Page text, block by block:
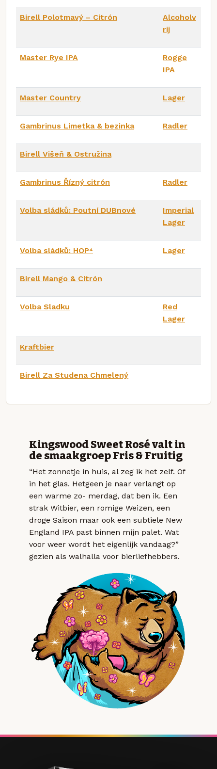
Birell Polotmavý – Citrón
Alcoholv
rij
Master Rye IPA
Rogge
IPA
Master Country Lager
Gambrinus Limetka & bezinka Radler
Birell Višeň & Ostružina
Gambrinus Řízný citrón Radler
Volba sládků: Poutní DUBnové
Imperial
Lager
Volba sládků: HOP⁴​​ Lager
Birell Mango & Citrón
Volba Sladku
Red
Lager
Kraftbier
Birell Za Studena Chmelený
Kingswood Sweet Rosé valt in
de smaakgroep Fris & Fruitig
“Het zonnetje in huis, al zeg ik het zelf. Of
in het glas. Hetgeen je naar verlangt op
een warme zo- merdag, dat ben ik. Een
strak Witbier, een romige Weizen, een
droge Saison maar ook een subtiele New
England IPA past binnen mijn palet. Wat
voor weer wordt het eigenlijk vandaag?”
gezien als walhalla voor bierliefhebbers.